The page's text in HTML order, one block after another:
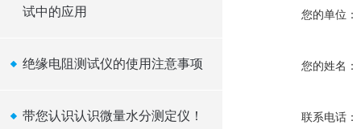
试中的应用
绝缘电阻测试仪的使用注意事项
带您认识认识微量水分测定仪！
您的单位：
您的姓名：
联系电话：